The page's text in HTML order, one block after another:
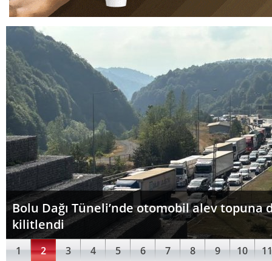
Bolu Dağı Tüneli’nde otomobil alev topuna
kilitlendi
1 2 3 4 5 6 7 8 9 10